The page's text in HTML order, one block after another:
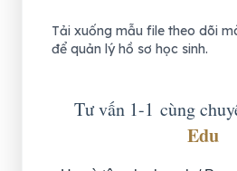
Tải xuống mẫu file theo dõi
để quản lý hồ sơ học sinh.